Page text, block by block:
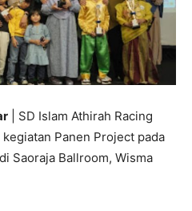
| SD Islam Athirah Racing
Panen Project pada
Saoraja Ballroom, Wisma